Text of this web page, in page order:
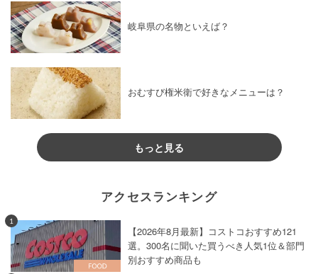
岐阜県の名物といえば？
おむすび権米衛で好きなメニューは？
もっと見る
アクセスランキング
1
【2026年8月最新】コストコおすすめ121
選。300名に聞いた買うべき人気1位＆部門
別おすすめ商品も